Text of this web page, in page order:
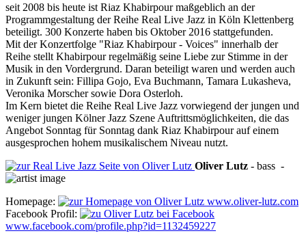
seit 2008 bis heute ist Riaz Khabirpour maßgeblich an der
Programmgestaltung der Reihe Real Live Jazz in Köln Klettenberg
beteiligt. 300 Konzerte haben bis Oktober 2016 stattgefunden.
Mit der Konzertfolge "Riaz Khabirpour - Voices" innerhalb der
Reihe stellt Khabirpour regelmäßig seine Liebe zur Stimme in der
Musik in den Vordergrund. Daran beteiligt waren und werden auch
in Zukunft sein: Fillipa Gojo, Eva Buchmann, Tamara Lukasheva,
Veronika Morschersowie Dora Osterloh.
Im Kern bietet die Reihe Real Live Jazz vorwiegend der jungen und
weniger jungen Kölner Jazz Szene Auftrittsmöglichkeiten, die das
Angebot Sonntag für Sonntag dank Riaz Khabirpour auf einem
ausgesprochen hohem musikalischem Niveau nutzt.
Oliver Lutz - bass -
Homepage:
www.oliver-lutz.com
Facebook Profil:
www.facebook.com/profile.php?id=1132459227